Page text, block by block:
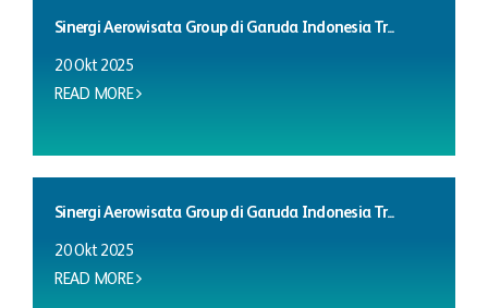
Sinergi Aerowisata Group di Garuda Indonesia Tr...
20 Okt 2025
READ MORE
Sinergi Aerowisata Group di Garuda Indonesia Tr...
20 Okt 2025
READ MORE